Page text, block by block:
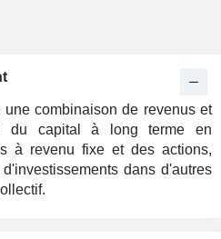
combinaison de revenus et
du capital à long terme en
à revenu fixe et des actions,
dans d'autres